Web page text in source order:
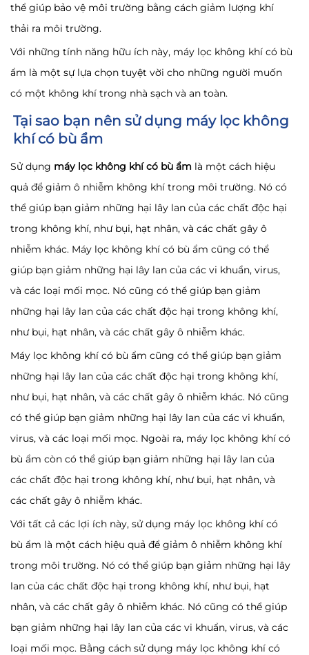
thể giúp bảo vệ môi trường bằng cách giảm lượng khí
thải ra môi trường.
Với những tính năng hữu ích này, máy lọc không khí có bù
ẩm là một sự lựa chọn tuyệt vời cho những người muốn
có một không khí trong nhà sạch và an toàn.
Tại sao bạn nên sử dụng máy lọc không
khí có bù ẩm
Sử dụng máy lọc không khí có bù ẩm là một cách hiệu
quả để giảm ô nhiễm không khí trong môi trường. Nó có
thể giúp bạn giảm những hại lây lan của các chất độc hại
trong không khí, như bụi, hạt nhân, và các chất gây ô
nhiễm khác. Máy lọc không khí có bù ẩm cũng có thể
giúp bạn giảm những hại lây lan của các vi khuẩn, virus,
và các loại mối mọc. Nó cũng có thể giúp bạn giảm
những hại lây lan của các chất độc hại trong không khí,
như bụi, hạt nhân, và các chất gây ô nhiễm khác.
Máy lọc không khí có bù ẩm cũng có thể giúp bạn giảm
những hại lây lan của các chất độc hại trong không khí,
như bụi, hạt nhân, và các chất gây ô nhiễm khác. Nó cũng
có thể giúp bạn giảm những hại lây lan của các vi khuẩn,
virus, và các loại mối mọc. Ngoài ra, máy lọc không khí có
bù ẩm còn có thể giúp bạn giảm những hại lây lan của
các chất độc hại trong không khí, như bụi, hạt nhân, và
các chất gây ô nhiễm khác.
Với tất cả các lợi ích này, sử dụng máy lọc không khí có
bù ẩm là một cách hiệu quả để giảm ô nhiễm không khí
trong môi trường. Nó có thể giúp bạn giảm những hại lây
lan của các chất độc hại trong không khí, như bụi, hạt
nhân, và các chất gây ô nhiễm khác. Nó cũng có thể giúp
bạn giảm những hại lây lan của các vi khuẩn, virus, và các
loại mối mọc. Bằng cách sử dụng máy lọc không khí có